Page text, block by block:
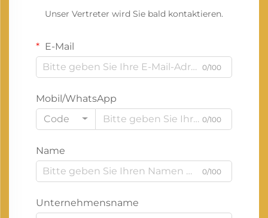
Unser Vertreter wird Sie bald kontaktieren.
E-Mail
0/100
Mobil/WhatsApp
Code
0/100
Name
0/100
Unternehmensname